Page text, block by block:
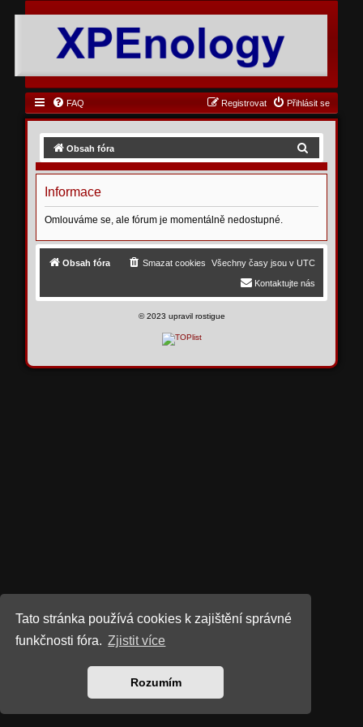
Tato stránka používá cookies k zajištění správné
funkčnosti fóra. Zjistit více
Rozumím
FAQ Přihlásit se
Registrovat
Obsah fóra
d
t
Informace
Omlouváme se, ale fórum je momentálně nedostupné.
Obsah fóra Všechny časy jsou v UTC
Smazat cookies
Kontaktujte nás
©2023 upravil rostigue